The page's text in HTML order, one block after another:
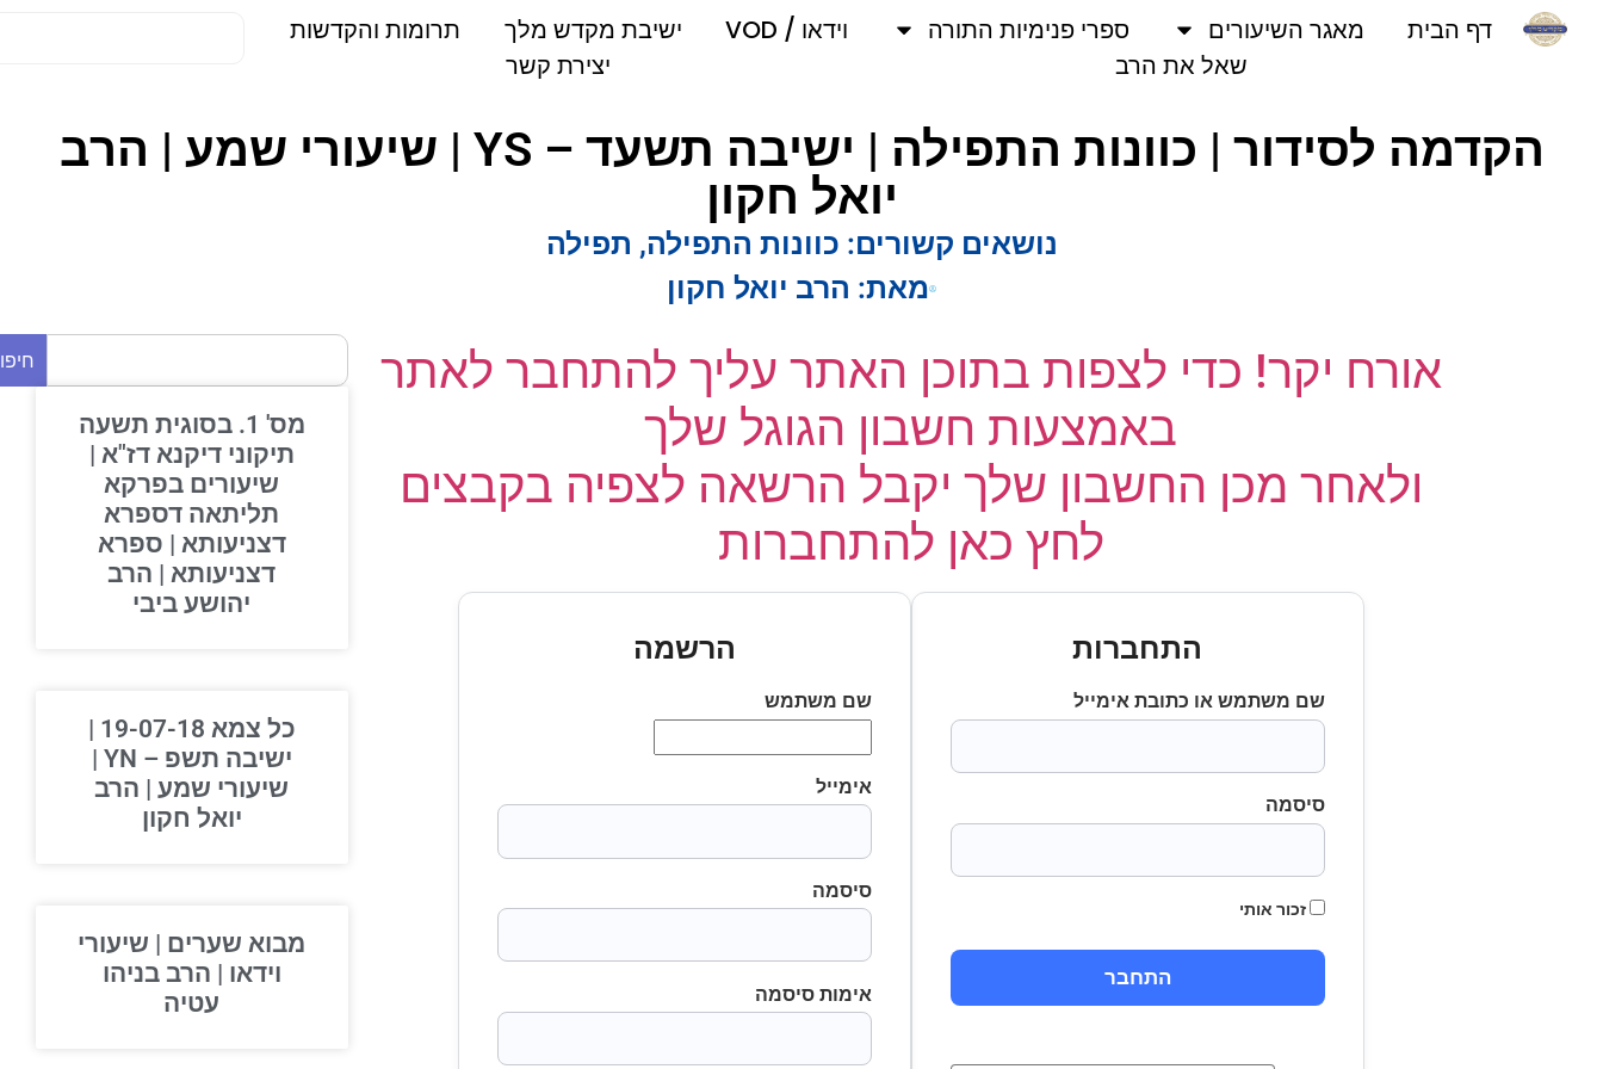
דף הבית מאגר השיעורים ספרי פנימיות התורה וידאו / VOD ישיבת מקדש מלך
תרומות והקדשות
שאל את הרב
יצירת קשר
הקדמה לסידור | כוונות התפילה | ישיבה תשעד – YS | שיעורי שמע | הרב
יואל חקון
נושאים קשורים: כוונות התפילה,תפילה
מאת:הרב יואל חקון
אורח יקר! כדי לצפות בתוכן האתר עליך להתחבר לאתר
באמצעות חשבון הגוגל שלך
ולאחר מכן החשבון שלך יקבל הרשאה לצפיה בקבצים
לחץ כאן להתחברות
התחברות
שם משתמש או כתובת אימייל
סיסמה
זכור אותי
הרשמה
שם משתמש
אימייל
סיסמה
אימות סיסמה
חיפוש
מס' 1. בסוגית תשעה
תיקוני דיקנא דז"א |
שיעורים בפרקא
תליתאה דספרא
דצניעותא | ספרא
דצניעותא | הרב
יהושע ביבי
כל צמא 19-07-18 |
ישיבה תשפ – YN |
שיעורי שמע | הרב
יואל חקון
מבוא שערים | שיעורי
וידאו | הרב בניהו
עטיה